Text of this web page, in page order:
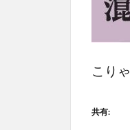
こり
共有: